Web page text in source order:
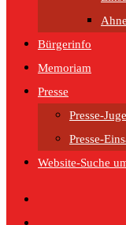
Bürgerinfo
Memoriam
Presse
Presse-
Presse-
Website-Suche